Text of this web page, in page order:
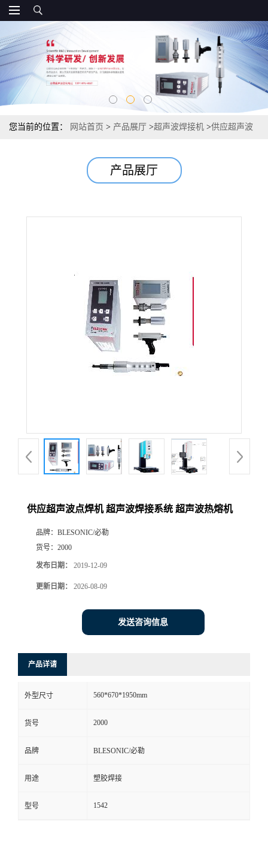
您当前的位置： 网站首页 > 产品展厅 >超声波焊接机 >供应超声波
产品展厅
供应超声波点焊机 超声波焊接系统 超声波热熔机
品牌： BLESONIC/必勒
货号： 2000
发布日期： 2019-12-09
更新日期： 2026-08-09
发送咨询信息
产品详请
外型尺寸 560*670*1950mm
货号 2000
品牌 BLESONIC/必勒
用途 塑胶焊接
型号 1542